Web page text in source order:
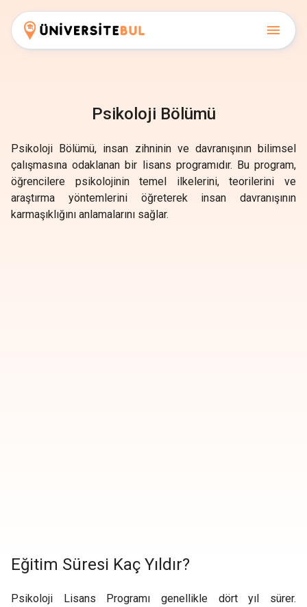
Psikoloji Bölümü
Psikoloji Bölümü, insan zihninin ve davranışının bilimsel
çalışmasına odaklanan bir lisans programıdır. Bu program,
öğrencilere psikolojinin temel ilkelerini, teorilerini ve
araştırma yöntemlerini öğreterek insan davranışının
karmaşıklığını anlamalarını sağlar.
Eğitim Süresi Kaç Yıldır?
Psikoloji Lisans Programı genellikle dört yıl sürer.